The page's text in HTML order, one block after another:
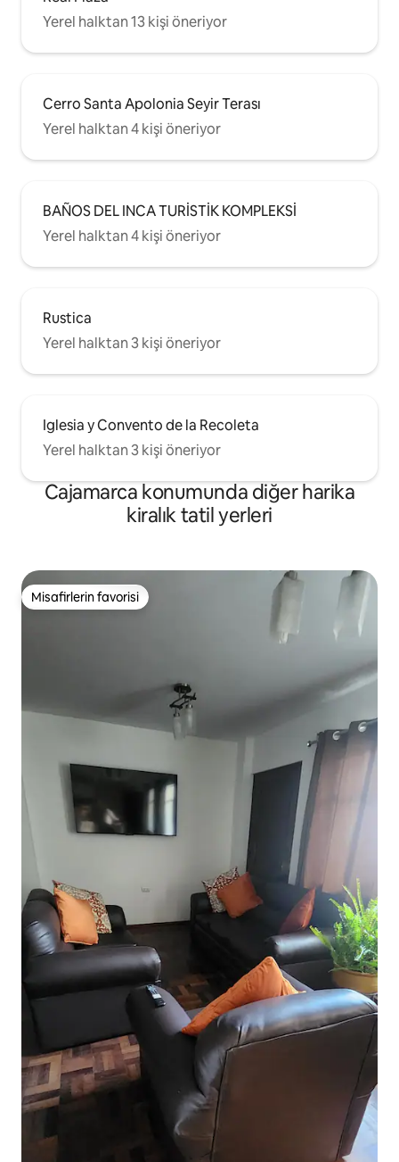
Yerel halktan 13 kişi öneriyor
Cerro Santa Apolonia Seyir Terası
Yerel halktan 4 kişi öneriyor
BAÑOS DEL INCA TURİSTİK KOMPLEKSİ
Yerel halktan 4 kişi öneriyor
Rustica
Yerel halktan 3 kişi öneriyor
Iglesia y Convento de la Recoleta
Yerel halktan 3 kişi öneriyor
Cajamarca konumunda diğer harika
kiralık tatil yerleri
Misafirlerin favorisi
Misafirlerin favorisi